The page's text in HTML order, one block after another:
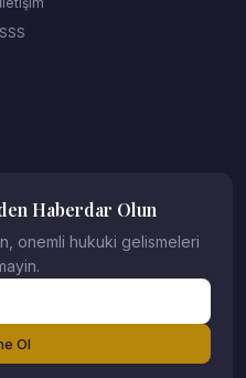
SSS
Haberdar Olun
onemli hukuki gelismeleri
Ol